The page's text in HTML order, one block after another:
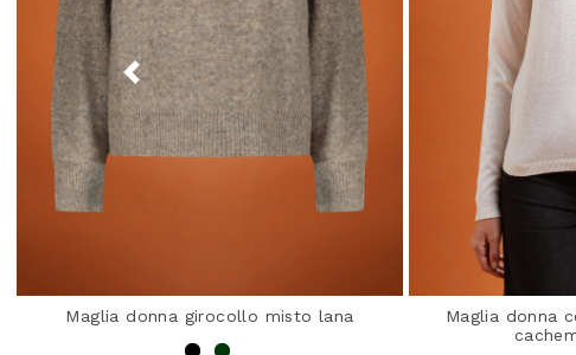
Maglia donna girocollo misto lana
Maglia donna